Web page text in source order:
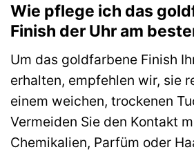
Wie pflege ich das
Finish der Uhr am
Um das goldfarbene Finish
erhalten, empfehlen wir, sie
einem weichen, trockenen
Vermeiden Sie den Kontakt
Chemikalien, Parfüm oder